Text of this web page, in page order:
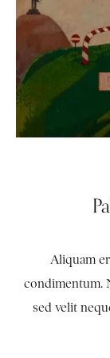
Aliquam
condimentum.
sed velit